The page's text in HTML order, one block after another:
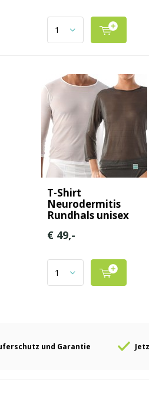
T-Shirt
Neurodermitis
Rundhals unisex
€ 49,-
und Garantie